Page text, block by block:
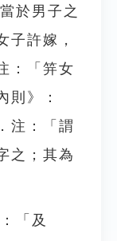
於男子之
子許嫁，
：「笄女
則》：
注：「謂
之；其為
「及